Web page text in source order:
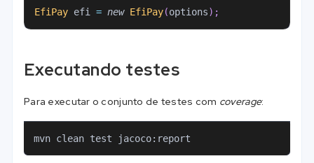
EfiPay efi = new EfiPay(options) ;
Executando testes
Para executar o conjunto de testes com coverage:
mvn clean test jacoco:report